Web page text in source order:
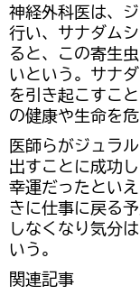
神経外科医は、
行い、サナダム
ると、この寄生
いという。サナ
を引き起こすこ
の健康や生命を
医師らがジュラ
出すことに成功
幸運だったとい
きに仕事に戻る
しなくなり気分
いう。
関連記事